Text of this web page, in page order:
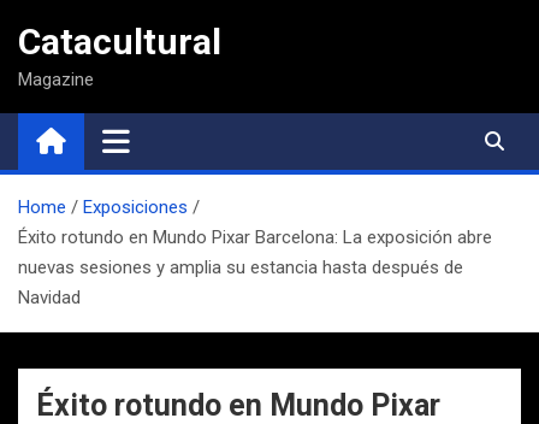
contenido
Catacultural
Magazine
Home
Exposiciones
Éxito rotundo en Mundo Pixar Barcelona: La exposición abre
nuevas sesiones y amplia su estancia hasta después de
Navidad
Éxito rotundo en Mundo Pixar